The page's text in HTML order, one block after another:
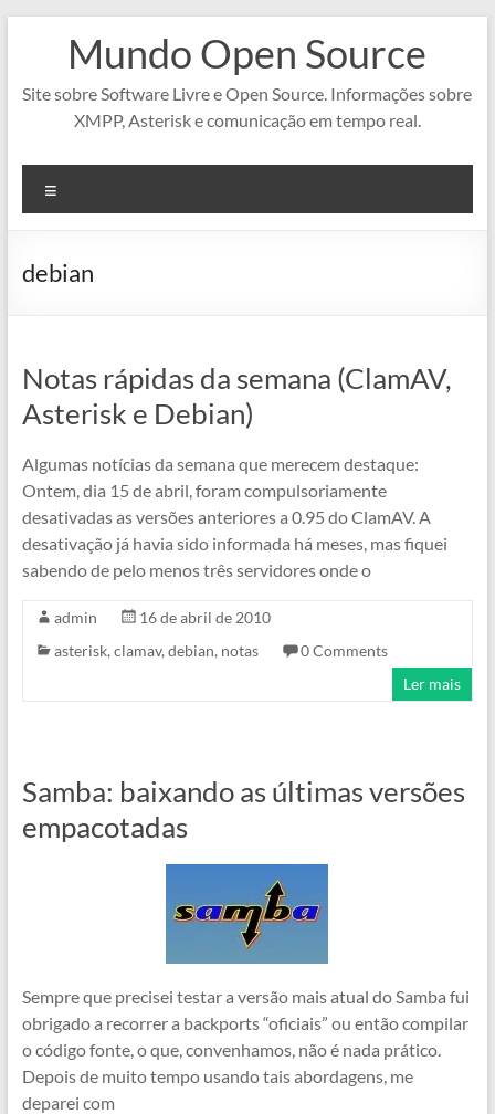
conteúdo
Mundo Open Source
Site sobre Software Livre e Open Source. Informações sobre
XMPP, Asterisk e comunicação em tempo real.
debian
Notas rápidas da semana (ClamAV,
Asterisk e Debian)
Algumas notícias da semana que merecem destaque:
Ontem, dia 15 de abril, foram compulsoriamente
desativadas as versões anteriores a 0.95 do ClamAV. A
desativação já havia sido informada há meses, mas fiquei
sabendo de pelo menos três servidores onde o
admin
16 de abril de 2010
asterisk, clamav, debian, notas
0 Comments
Ler mais
Samba: baixando as últimas versões
empacotadas
Sempre que precisei testar a versão mais atual do Samba fui
obrigado a recorrer a backports “oficiais” ou então compilar
o código fonte, o que, convenhamos, não é nada prático.
Depois de muito tempo usando tais abordagens, me
deparei com